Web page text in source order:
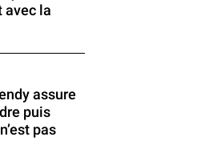
avec la
assure
puis
pas